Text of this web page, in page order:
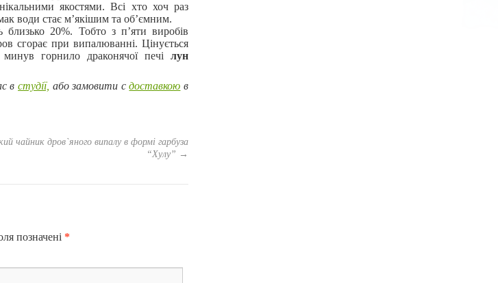
якостями. Всі хто хоч раз
води стає м’якішим та об’ємним.
20%. Тобто з п’яти виробів
сгорає при випалюванні. Цінується
горнило драконячої печі лун
встудії, або замовити сдоставкою в
чайник дров`яного випалу в формі гарбуза
“Хулу” →
позначені *